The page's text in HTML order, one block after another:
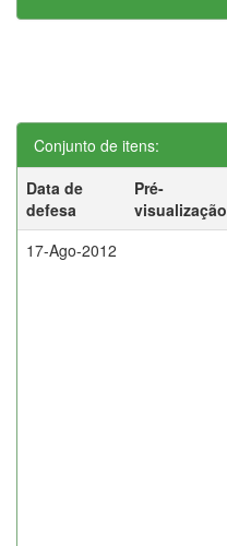
Conjunto de itens:
Data de
defesa
Pré-
visualização
17-Ago-2012